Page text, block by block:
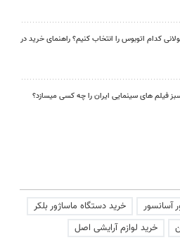
کدام اتوبوس را انتخاب کنیم؟ راهنمای خرید در
فیلم های سینمایی ایران را چه کسی میسازد؟
آسانسور
خرید دستگاه ماساژور بلکر
خرید لوازم آرایشی اصل